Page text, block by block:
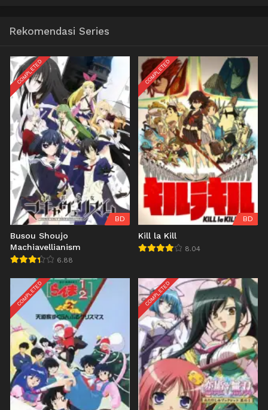
Rekomendasi Series
COMPLETED
BD
Busou Shoujo
Machiavellianism
6.88
COMPLETED
BD
Kill la Kill
8.04
COMPLETED COMPLETED